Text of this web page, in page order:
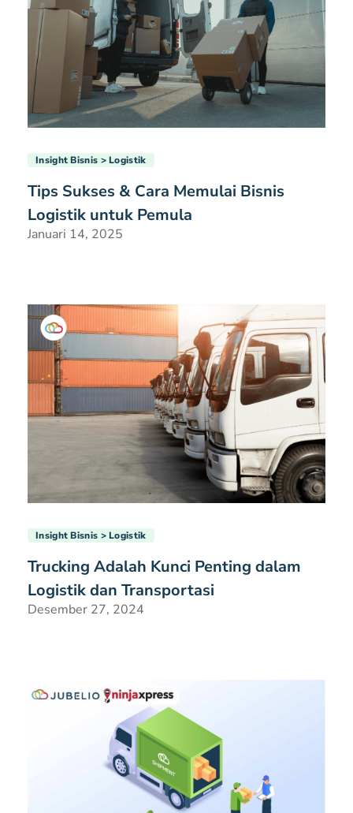
Insight Bisnis Logistik
Tips Sukses & Cara Memulai Bisnis
Logistik untuk Pemula
Januari 14, 2025
Insight Bisnis Logistik
Trucking Adalah Kunci Penting dalam
Logistik dan Transportasi
Desember 27, 2024